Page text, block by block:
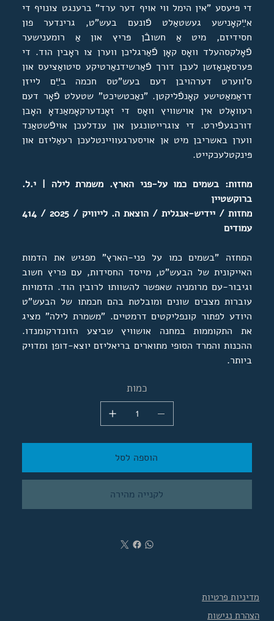
די פּיעסע "אין הימל ווי אויף דער ערד" ברענגט צונויף די
אײַקאָנישע געשטאַלט פֿונעם בעש"ט, גרינדער פון
חסידיזם, מיט אַ חשובֿן פּריץ און אַ רומענישער
פֿאָלקסהעלד וואָס קאָן פֿאַרגליכן ווערן צו ראָבין הוד. די
פּערסאָנאַזשן לעבן דורך פֿאַרשידנאַרטיקע סיטואַציעס און
ס'ווערט דערהויבן דעם בעש"טס חכמה בײַם לייזן
דראַמאַטישע קאָנפֿליקטן. "נאַכטשיכט" שטעלט פֿאָר דעם
רעוואָלט אין אוישוויץ וואָס די זאָנדערקאָמאַנדאָ האָבן
דורכגעפֿירט. די צוגרייטונגען און ענדלעכן אויפֿשטאַנד
ווערן באשריבן מיט אן אויסערגעוויינטלעכן רעאַליזם און
פּינקטלעכקייט.
מחזות: בשמים כמו על-פני הארץ. משמרת לילה | י.ל.
ברוקשטיין
מחזות / יידיש-אנגלית / הוצאת ה. לייוויק / 2025 / 414
עמודים
המחזה "בשמים כמו על פני-הארץ" מפגיש את הדמות
האייקונית של הבעש"ט, מייסד החסידות, עם פריץ חשוב
וגיבור-עם מרומניה שאפשר להשוותו לרובין הוד. הדמויות
עוברות מצבים שונים ומובלטת בהם חכמתו של הבעש"ט
היודע לפתור קונפליקטים דרמטיים. "משמרת לילה" מציג
את התקוממות במחנה אושוויץ שביצע הזונדרקומנדו.
ההכנות והמרד הסופי מתוארים בריאליזם יוצא-דופן ומדויק
ביותר.
כמות
הוספה לסל
לקנייה מהירה
מדיניות פרטיות
הצהרת נגישות